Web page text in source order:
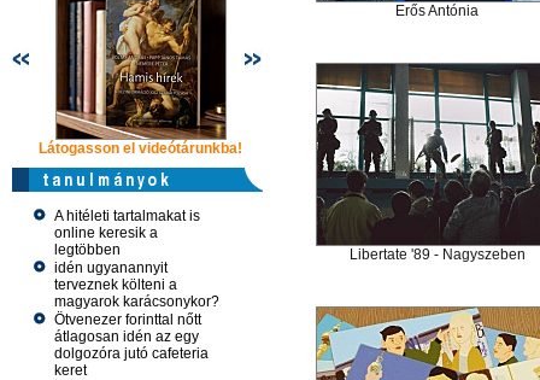
Látogasson el videótárunkba! Látogasson el videótárunkba! Látogasson
A hitéleti tartalmakat is
online keresik a
legtöbben
idén ugyanannyit
terveznek költeni a
magyarok karácsonykor?
Ötvenezer forinttal nőtt
átlagosan idén az egy
dolgozóra jutó cafeteria
keret
Erős Antónia
Libertate '89 - Nagyszeben